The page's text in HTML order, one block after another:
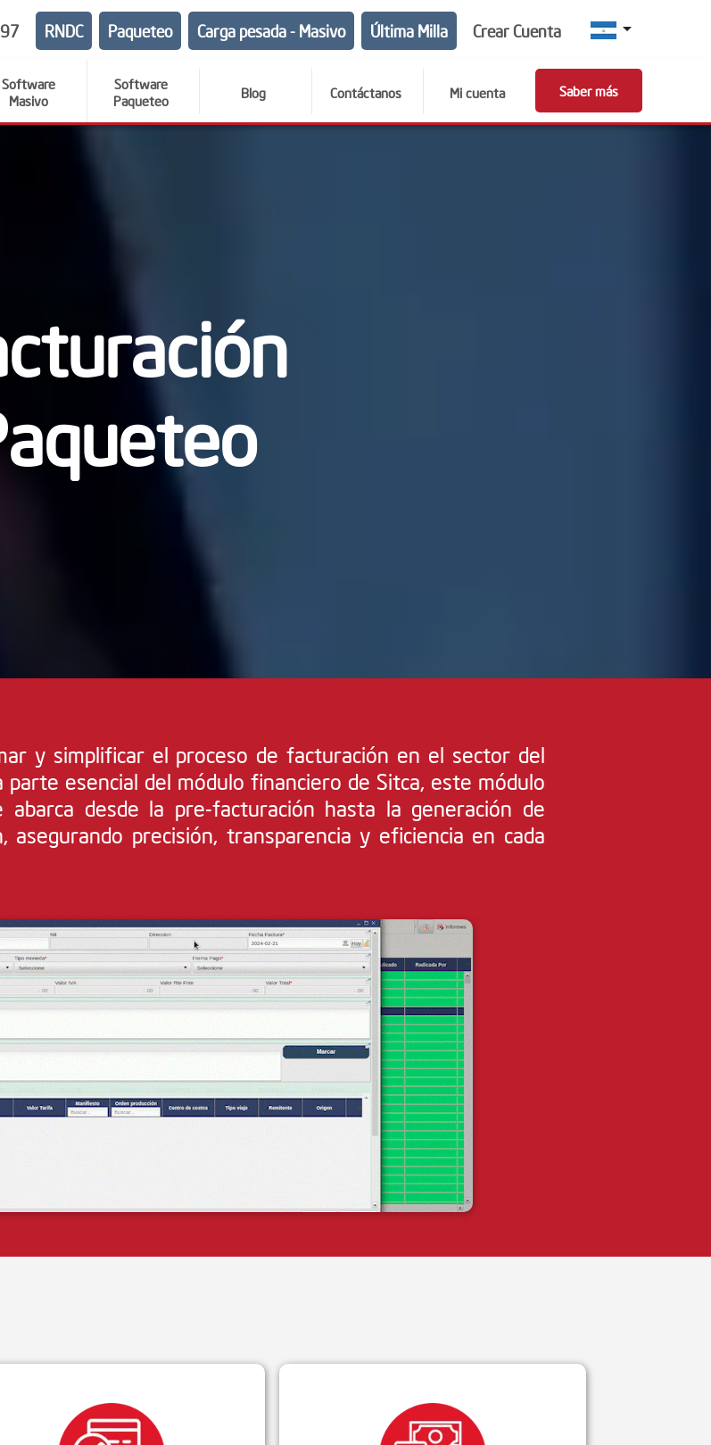
RNDC Paqueteo Carga pesada - Masivo Última Milla Crear Cuenta arrow_drop_down
Software
Masivo
Software
Paqueteo
Blog Contáctanos Mi cuenta Saber más
y simplificar el proceso de facturación en el sector del
esencial del módulo financiero de Sitca, este módulo
desde la pre-facturación hasta la generación de
precisión, transparencia y eficiencia en cada